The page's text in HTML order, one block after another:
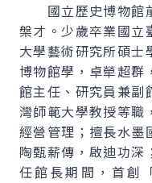
國立歷史博物館
槃才。少歲卒業國立
大學藝術研究所碩士
博物館學，卓犖超群
館主任、研究員兼副
灣師範大學教授等職
經營管理；擅長水墨
陶甄薪傳，啟迪功深
任館長期間，首創